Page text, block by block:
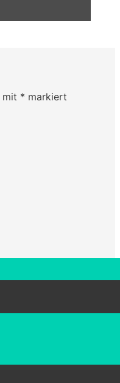
mit * markiert